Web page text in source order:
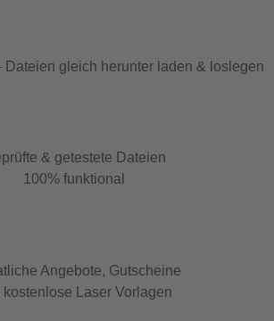
Dateien gleich herunter laden & loslegen
& getestete Dateien
100% funktional
Angebote, Gutscheine
kostenlose Laser Vorlagen